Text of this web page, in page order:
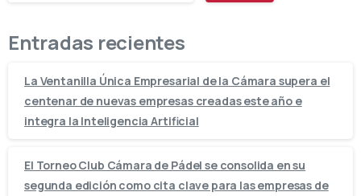
Entradas recientes
La Ventanilla Única Empresarial de la Cámara supera el
centenar de nuevas empresas creadas este año e
integra la Inteligencia Artificial
El Torneo Club Cámara de Pádel se consolida en su
segunda edición como cita clave para las empresas de